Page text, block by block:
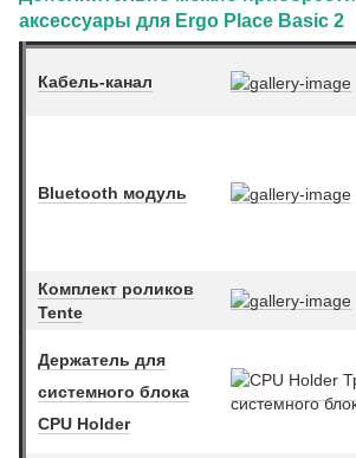
аксессуары для Ergo Place Basic 2
Кабель-канал
Bluetooth модуль
Комплект роликов
Tente
Держатель для
системного блока
CPU Holder